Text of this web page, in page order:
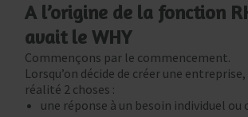
A l’origine de la fonction
avait le WHY
Commençons par le commencement.
Lorsqu’on décide de créer une
réalité 2 choses :
une réponse à un besoin individuel